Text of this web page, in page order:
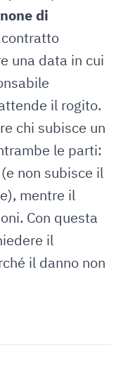
di
una data in cui
il rogito.
chi subisce un
le parti:
non subisce il
mentre il
Con questa
il
il danno non